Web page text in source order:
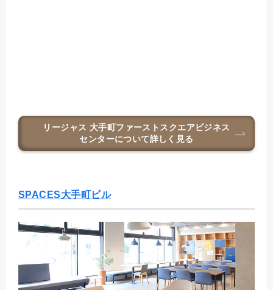
リージャス 大手町ファーストスクエアビジネス
センターについて詳しく見る
SPACES大手町ビル